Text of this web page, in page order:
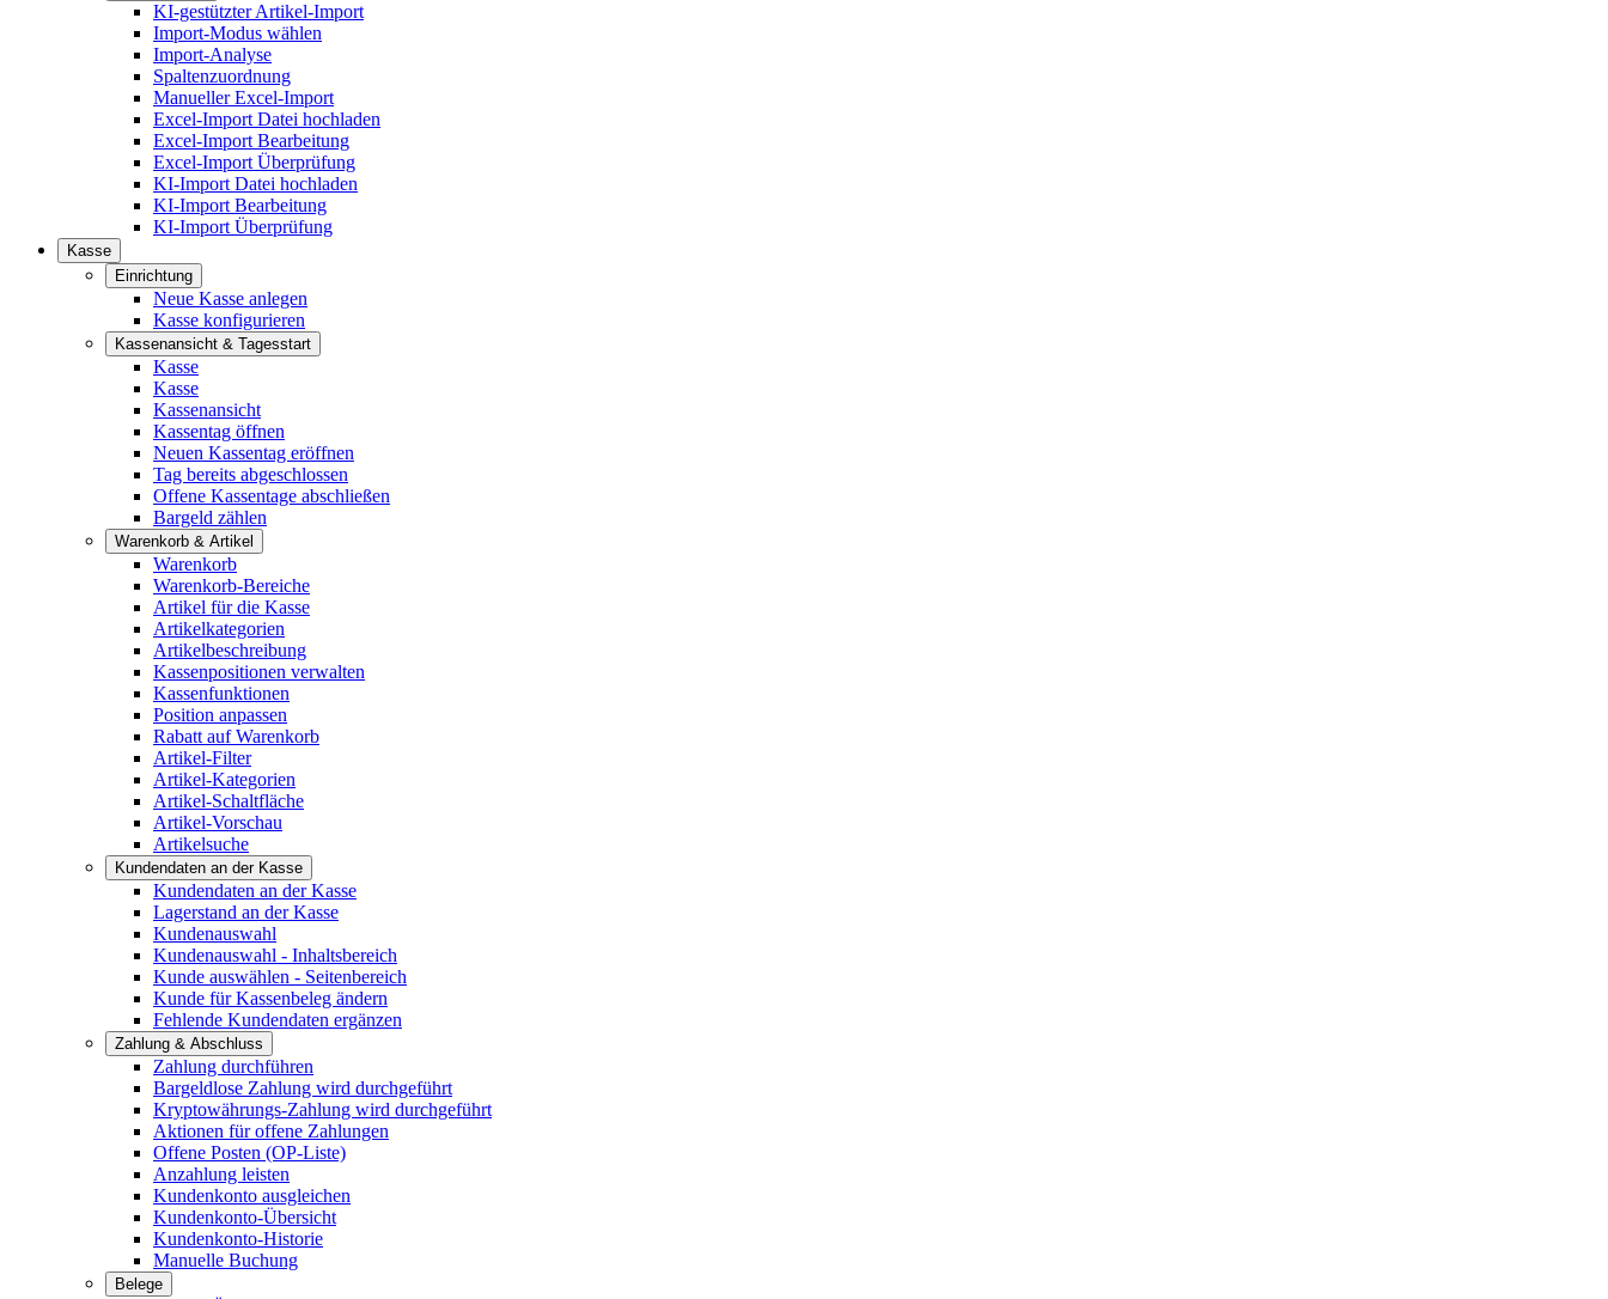
KI-gestützter Artikel-Import
Import-Modus wählen
Import-Analyse
Spaltenzuordnung
Manueller Excel-Import
Excel-Import Datei hochladen
Excel-Import Bearbeitung
Excel-Import Überprüfung
KI-Import Datei hochladen
KI-Import Bearbeitung
KI-Import Überprüfung
Kasse
Einrichtung
Neue Kasse anlegen
Kasse konfigurieren
Kassenansicht & Tagesstart
Kasse
Kasse
Kassenansicht
Kassentag öffnen
Neuen Kassentag eröffnen
Tag bereits abgeschlossen
Offene Kassentage abschließen
Bargeld zählen
Warenkorb & Artikel
Warenkorb
Warenkorb-Bereiche
Artikel für die Kasse
Artikelkategorien
Artikelbeschreibung
Kassenpositionen verwalten
Kassenfunktionen
Position anpassen
Rabatt auf Warenkorb
Artikel-Filter
Artikel-Kategorien
Artikel-Schaltfläche
Artikel-Vorschau
Artikelsuche
Kundendaten an der Kasse
Kundendaten an der Kasse
Lagerstand an der Kasse
Kundenauswahl
Kundenauswahl - Inhaltsbereich
Kunde auswählen - Seitenbereich
Kunde für Kassenbeleg ändern
Fehlende Kundendaten ergänzen
Zahlung & Abschluss
Zahlung durchführen
Bargeldlose Zahlung wird durchgeführt
Kryptowährungs-Zahlung wird durchgeführt
Aktionen für offene Zahlungen
Offene Posten (OP-Liste)
Anzahlung leisten
Kundenkonto ausgleichen
Kundenkonto-Übersicht
Kundenkonto-Historie
Manuelle Buchung
Belege